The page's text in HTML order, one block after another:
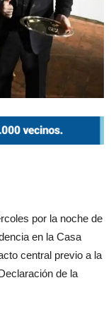
por la noche de
en la Casa
central previo a la
de la